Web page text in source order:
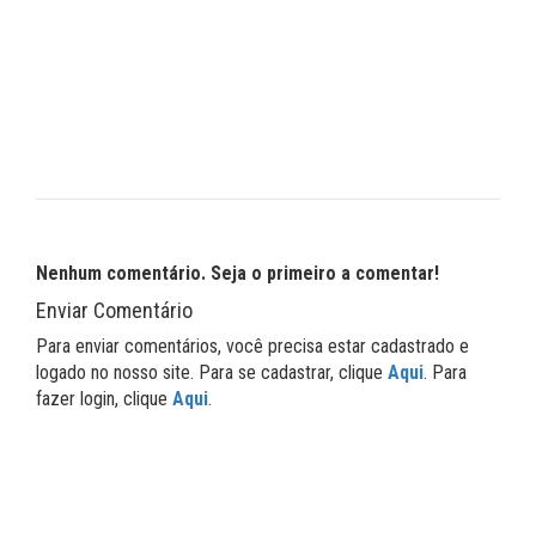
Nenhum comentário. Seja o primeiro a comentar!
Enviar Comentário
Para enviar comentários, você precisa estar cadastrado e
logado no nosso site. Para se cadastrar, clique Aqui. Para
fazer login, clique Aqui.